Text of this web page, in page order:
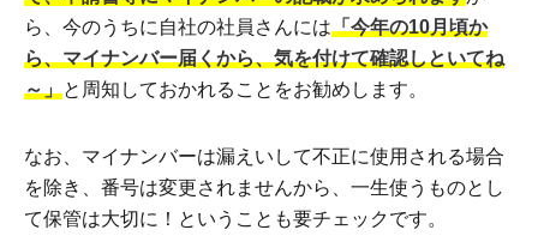
ら、今のうちに自社の社員さんには「今年の10月頃か
ら、マイナンバー届くから、気を付けて確認しといてね
～」と周知しておかれることをお勧めします。
なお、マイナンバーは漏えいして不正に使用される場合
を除き、番号は変更されませんから、一生使うものとし
て保管は大切に！ということも要チェックです。